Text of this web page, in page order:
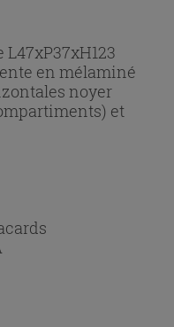
en mélaminé
noyer
et